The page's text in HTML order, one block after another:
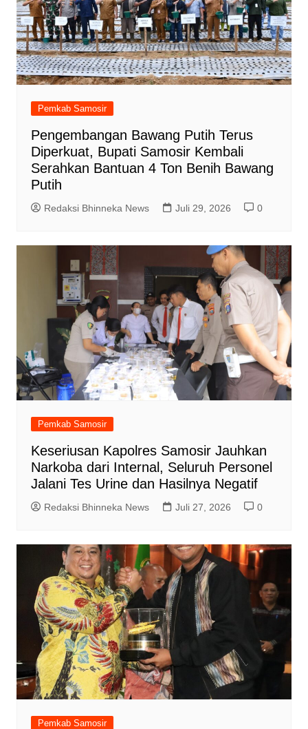
Pemkab Samosir
Pengembangan Bawang Putih Terus
Diperkuat, Bupati Samosir Kembali
Serahkan Bantuan 4 Ton Benih Bawang
Putih
Redaksi Bhinneka News Juli 29, 2026 0
Pemkab Samosir
Keseriusan Kapolres Samosir Jauhkan
Narkoba dari Internal, Seluruh Personel
Jalani Tes Urine dan Hasilnya Negatif
Redaksi Bhinneka News Juli 27, 2026 0
Pemkab Samosir